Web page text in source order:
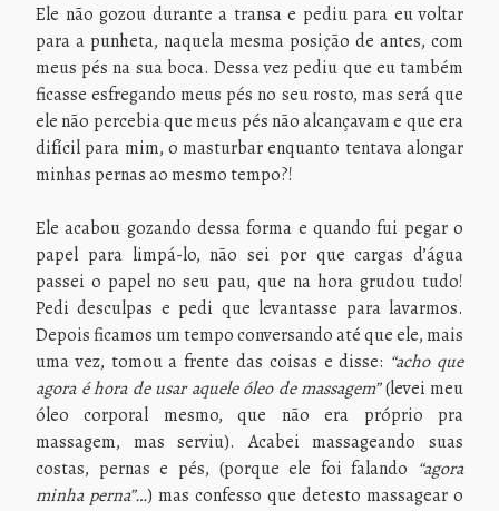
Ele não gozou durante a transa e pediu para eu voltar
para a punheta, naquela mesma posição de antes, com
meus pés na sua boca. Dessa vez pediu que eu também
ficasse esfregando meus pés no seu rosto, mas será que
ele não percebia que meus pés não alcançavam e que era
difícil para mim, o masturbar enquanto tentava alongar
minhas pernas ao mesmo tempo?!
Ele acabou gozando dessa forma e quando fui pegar o
papel para limpá-lo, não sei por que cargas d’água
passei o papel no seu pau, que na hora grudou tudo!
Pedi desculpas e pedi que levantasse para lavarmos.
Depois ficamos um tempo conversando até que ele, mais
uma vez, tomou a frente das coisas e disse: “acho que
agora é hora de usar aquele óleo de massagem”(levei meu
óleo corporal mesmo, que não era próprio pra
massagem, mas serviu). Acabei massageando suas
costas, pernas e pés, (porque ele foi falando “agora
minha perna”…) mas confesso que detesto massagear o